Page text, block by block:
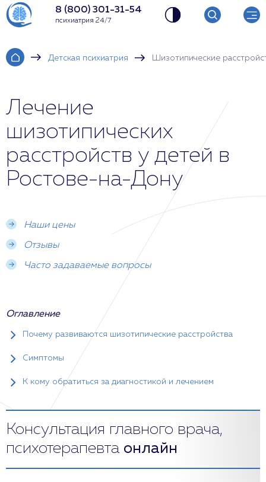
8 (800) 301-31-54
психиатрия 24/7
Детская психиатрия Шизотипические
Лечение
шизотипических
расстройств у детей в
Ростове-на-Дону
Наши цены
Отзывы
Часто задаваемые вопросы
Оглавление
Почему развиваются шизотипические расстройства
Симптомы
К кому обратиться за диагностикой и лечением
Консультация главного врача,
психотерапевта онлайн